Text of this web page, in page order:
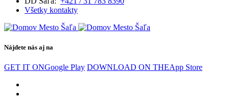
Všetky kontakty
Nájdete nás aj na
GET IT ONGoogle Play DOWNLOAD ON THEApp Store